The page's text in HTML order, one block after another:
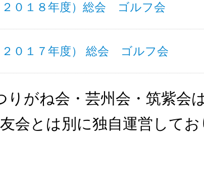
２０１８年度）総会 ゴルフ会
２０１７年度） 総会 ゴルフ会
りがね会・芸州会・筑紫会
会とは別に独自運営してお